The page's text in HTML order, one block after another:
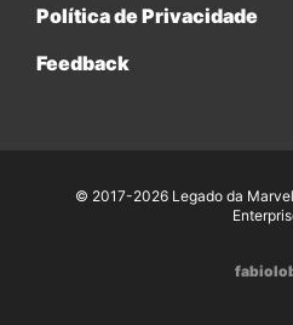
Política de Privacidade
Feedback
© 2017-2026 Legado da